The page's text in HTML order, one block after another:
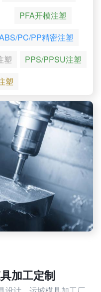
PFA开模注塑
PC/PP精密注塑
塑
PPS/PPSU注塑
塑
加工定制